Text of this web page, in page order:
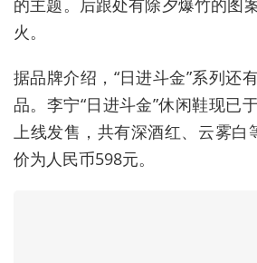
的主题。 后跟处有除夕爆竹的图
火。
据品牌介绍 ， “日进斗金”系列还
品。 李宁“日进斗金”休闲鞋现已
上线发售 ， 共有深酒红、 云雾白
价为人民币598元。